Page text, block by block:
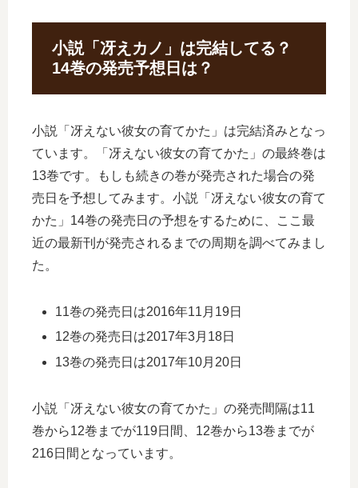
小説「冴えカノ」は完結してる？
14巻の発売予想日は？
小説「冴えない彼女の育てかた」は完結済みとなっ
ています。「冴えない彼女の育てかた」の最終巻は
13巻です。もしも続きの巻が発売された場合の発
売日を予想してみます。小説「冴えない彼女の育て
かた」14巻の発売日の予想をするために、ここ最
近の最新刊が発売されるまでの周期を調べてみまし
た。
11巻の発売日は2016年11月19日
12巻の発売日は2017年3月18日
13巻の発売日は2017年10月20日
小説「冴えない彼女の育てかた」の発売間隔は11
巻から12巻までが119日間、12巻から13巻までが
216日間となっています。